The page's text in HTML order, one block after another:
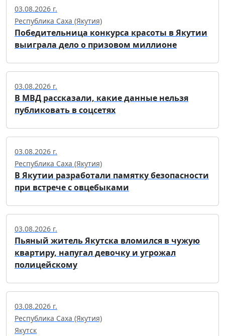
03.08.2026 г.
Республика Саха (Якутия)
Победительница конкурса красоты в Якутии
выиграла дело о призовом миллионе
03.08.2026 г.
В МВД рассказали, какие данные нельзя
публиковать в соцсетях
03.08.2026 г.
Республика Саха (Якутия)
В Якутии разработали памятку безопасности
при встрече с овцебыками
03.08.2026 г.
Пьяный житель Якутска вломился в чужую
квартиру, напугал девочку и угрожал
полицейскому
03.08.2026 г.
Республика Саха (Якутия)
Якутск